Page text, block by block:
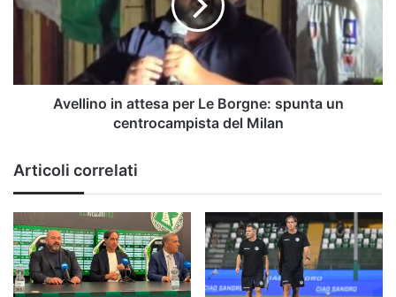
Le
Borgne:
centrocampista
Avellino in attesa per Le Borgne: spunta un
centrocampista del Milan
Articoli correlati